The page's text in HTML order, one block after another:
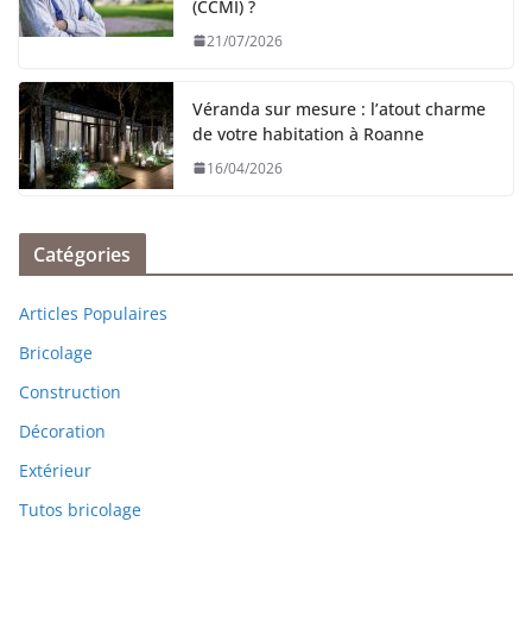
(CCMI) ?
21/07/2026
Véranda sur mesure : l’atout charme
de votre habitation à Roanne
16/04/2026
Catégories
Articles Populaires
Bricolage
Construction
Décoration
Extérieur
Tutos bricolage